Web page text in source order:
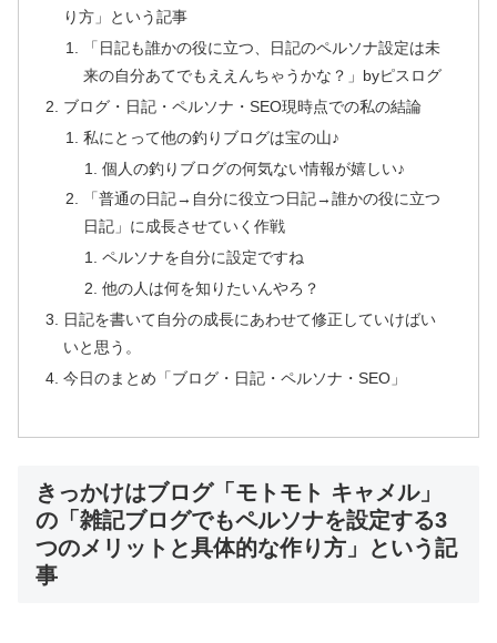
り方」という記事
「日記も誰かの役に立つ、日記のペルソナ設定は未
来の自分あてでもええんちゃうかな？」byピスログ
ブログ・日記・ペルソナ・SEO現時点での私の結論
私にとって他の釣りブログは宝の山♪
個人の釣りブログの何気ない情報が嬉しい♪
「普通の日記→自分に役立つ日記→誰かの役に立つ
日記」に成長させていく作戦
ペルソナを自分に設定ですね
他の人は何を知りたいんやろ？
日記を書いて自分の成長にあわせて修正していけばい
いと思う。
今日のまとめ「ブログ・日記・ペルソナ・SEO」
きっかけはブログ「モトモト キャメル」
の「雑記ブログでもペルソナを設定する3
つのメリットと具体的な作り方」という記
事